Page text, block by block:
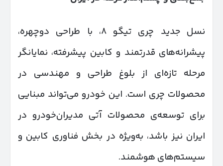
نسل جدید چری تیگو ۸، با طراحی دوچهره،
پیشرانه‌های قدرتمند و کابین پیشرفته، نمایانگر
مرحله تازه‌ای از بلوغ طراحی و مهندسی در
محصولات چری است. این خودرو می‌تواند مبنایی
برای توسعه‌ی محصولات آتی مدیران‌خودرو در
ایران نیز باشد، به‌ویژه در بخش فناوری کابین و
سیستم‌های هوشمند.